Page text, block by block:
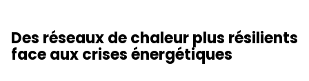
Des réseaux de chaleur plus résilients
face aux crises énergétiques